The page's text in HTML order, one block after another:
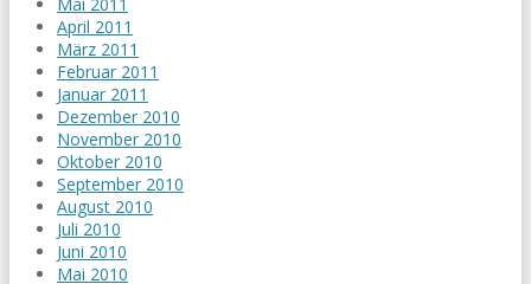
April 2011
März 2011
Februar 2011
Januar 2011
Dezember 2010
November 2010
Oktober 2010
September 2010
August 2010
Juli 2010
Juni 2010
Mai 2010